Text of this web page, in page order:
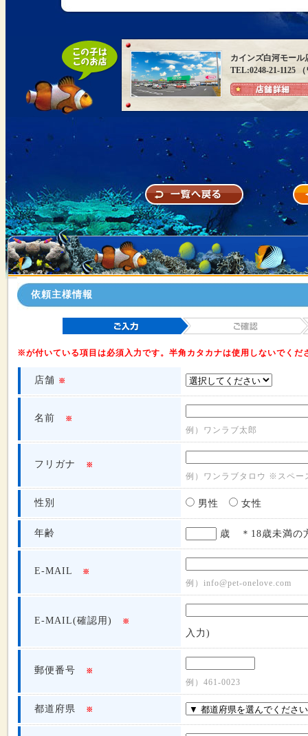
カインズ白河モール
TEL:0248-21-1125
依頼主様情報
※が付いている項目は必須入力です。半角カタカナは使用しないでくだ
店舗 ※
名前 ※
例）ワンラブ太郎
フリガナ ※
例）ワンラブタロウ ※スペー
性別 男性 女性
年齢 歳 ＊18歳未満の
E-MAIL ※
例）info@pet-onelove.com
E-MAIL(確認用) ※
入力)
郵便番号 ※
例）461-0023
都道府県 ※